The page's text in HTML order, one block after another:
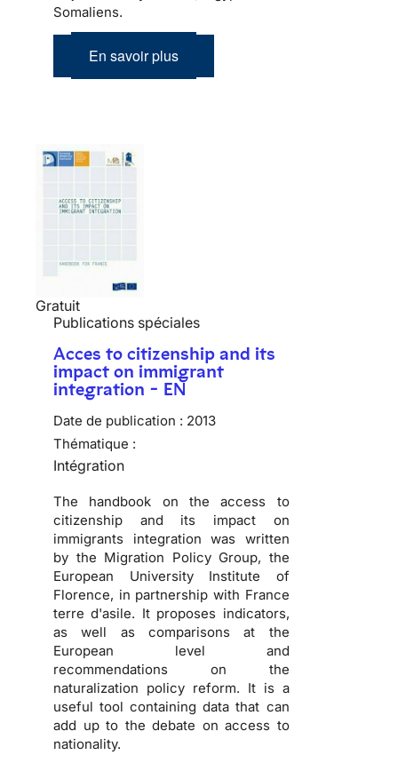
Somaliens.
En savoir plus
Gratuit
Publications spéciales
Acces to citizenship and its
impact on immigrant
integration - EN
Date de publication : 2013
Thématique :
Intégration
The handbook on the access to
citizenship and its impact on
immigrants integration was written
by the Migration Policy Group, the
European University Institute of
Florence, in partnership with France
terre d'asile. It proposes indicators,
as well as comparisons at the
European level and
recommendations on the
naturalization policy reform. It is a
useful tool containing data that can
add up to the debate on access to
nationality.